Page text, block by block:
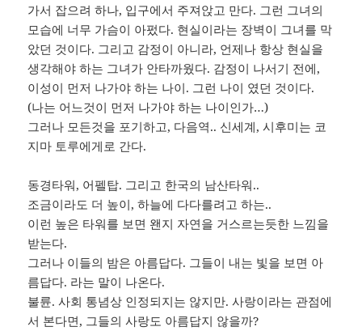
가서 잡으려 하나, 입구에서 주져앉고 만다. 그런 그녀의
모습에 너무 가슴이 아펐다. 현실이라는 장벽이 그녀를 막
았던 것이다. 그리고 감정이 아니라, 언제나 항상 현실을
생각해야 하는 그녀가 안타까웠다. 감정이 나서기 전에,
이성이 먼저 나가야 하는 나이. 그런 나이 였던 것이다.
(나는 어느것이 먼저 나가야 하는 나이인가…)
그러나 모든것을 포기하고, 다음역.. 신세계, 시후미는 코
지마 토루에게로 간다.
동경타워, 어펠탑. 그리고 한국의 남산타워..
조금이라도 더 높이, 하늘에 다다를려고 하는..
이런 높은 타워를 보면 왠지 자연을 거스르는듯한 느낌을
받는다.
그러나 이들의 밤은 아름답다. 그들이 내는 빛을 보면 아
름답다. 라는 말이 나온다.
불륜. 사회 통념상 인정되지는 않지만. 사랑이라는 관점에
서 본다면, 그들의 사랑도 아름답지 않을까?